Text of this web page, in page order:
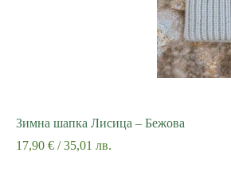
Зимна шапка Лисица – Бежова
17,90 € / 35,01 лв.